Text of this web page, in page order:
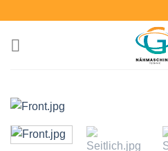
springen